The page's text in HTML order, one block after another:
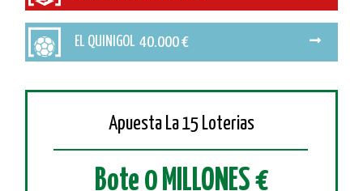
EL QUINIGOL 40.000 €
Apuesta La 15 Loterias
Bote 0 MILLONES €